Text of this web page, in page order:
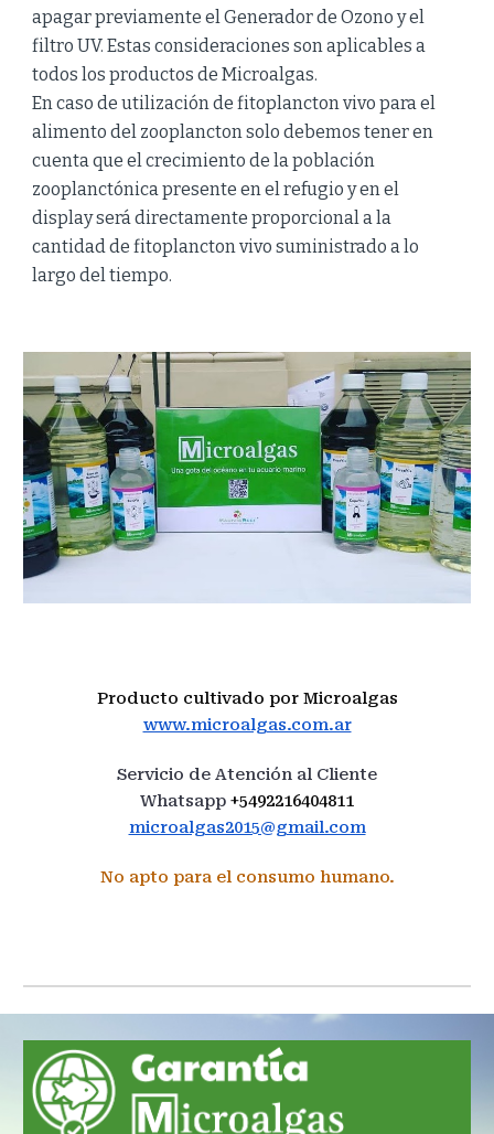
apagar previamente elGenerador de Ozono y el
filtro UV. Estas consideracionesson aplicables a
todos los productos de Microalgas.
En caso de utilización de fitoplancton vivo para el
alimento del zooplancton solo debemos tener en
cuenta que el crecimiento de la población
zooplanctónica presente en el refugio y en el
display será directamente proporcional a la
cantidad de fitoplancton vivo suministrado a lo
largo del tiempo.
Producto cultivado por Microalgas
www.microalgas.com.ar
Servicio de Atención al Cliente
Whatsapp +5492216404811
microalgas2015@gmail.com
No apto para el consumo humano.